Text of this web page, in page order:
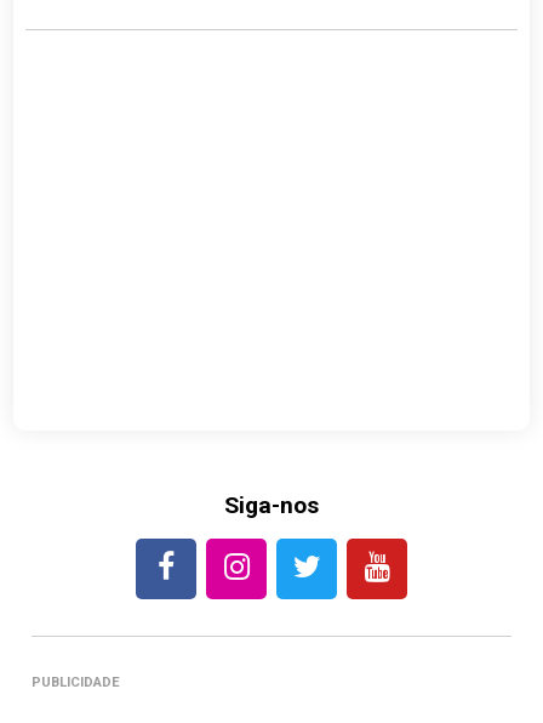
Siga-nos
PUBLICIDADE